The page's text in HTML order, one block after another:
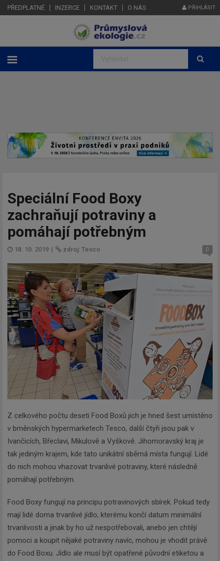
PŘEDPLATNÉ INZERCE KONTAKT O NÁS PŘIHLÁSIT
Speciální Food Boxy
zachraňují potraviny a
pomáhají potřebným
18. 10. 2019 | zdroj: Tesco 0
Z celkového počtu deseti Food Boxů jich je hned šest umístěno
v brněnských hypermarketech Tesco, další čtyři jsou pak v
Ivančicích, Břeclavi, Mikulově a Vyškově. Jihomoravský kraj je
tak jediným krajem, kde tato unikátní sběrná místa fungují. Lidé
do nich mohou vhazovat trvanlivé potraviny, které následně
pomáhají potřebným.
Food Boxy fungují na principu potravinových sbírek. Pokud tedy
mají lidé doma trvanlivé jídlo, kterému končí datum minimální
trvanlivosti a jinak by ho už nespotřebovali, anebo jen chtějí
pomoci a koupit nějaké potraviny navíc, mohou je vhodit právě
do Food Boxu. Jídlo ale musí být opatřené původní etiketou a